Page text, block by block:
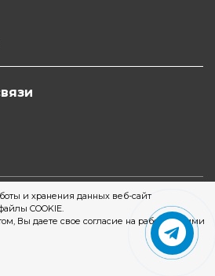
и хранения данных веб-сайт
COOKIE.
Вы даете свое согласие на работу с этими
Дом "Покровский" - сеть
в Екатеринбурге